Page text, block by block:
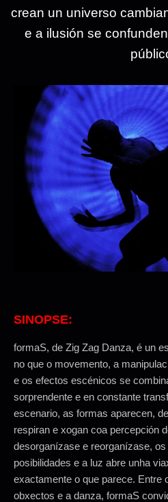
crean un universo
e a ilusión se
SINOPSE:
formaS, de Zig Zag Danza, é un
no que o movemento, a
e os efectos escénicos se
sorprendente e en constante
escenario, as formas aparecen,
respiran e xogan coa percepción
desorganízase e reorganízase,
posibilidades e a luz abre unha
exactamente o que parece. Entre
obxectos e a danza, formaS